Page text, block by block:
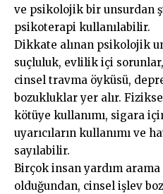
ve psikolojik bir unsurdan
psikoterapi kullanılabilir.
Dikkate alınan psikolojik
suçluluk, evlilik içi
cinsel travma öyküsü,
bozukluklar yer alır.
kötüye kullanımı, sigara
uyarıcıların kullanımı ve
sayılabilir.
Birçok insan yardım
olduğundan, cinsel işlev